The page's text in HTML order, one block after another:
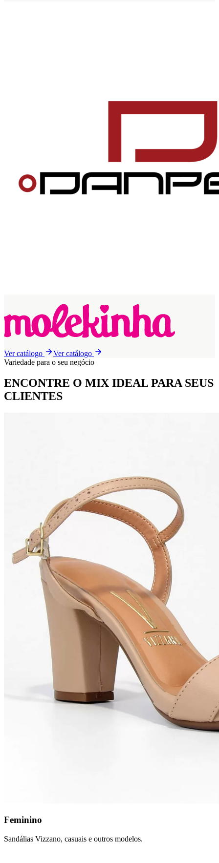
Ver catálogo
Ver catálogo
Variedade para o seu negócio
ENCONTRE O MIX IDEAL PARA SEUS
CLIENTES
Feminino
Sandálias Vizzano, casuais e outros modelos.